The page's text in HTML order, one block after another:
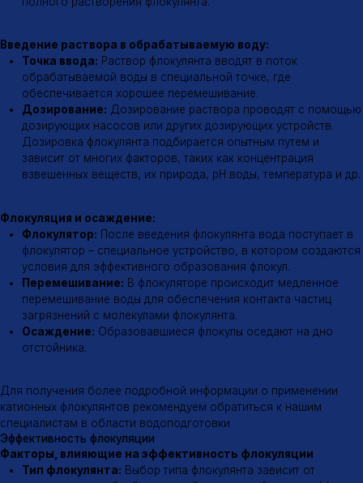
Тип флокулянта: Выбор типа флокулянта зависит от
Дозировка:Неправильная дозировка флокулянта может
привести к снижению эффективности очистки.
pH воды:Оптимальный диапазон pH для флокуляции зависит
от типа флокулянта.
Температура воды:Температура воды также влияет на
скорость флокуляции.
Время контакта:Для эффективной флокуляции необходимо
обеспечить достаточное время контакта флокулянта с
частицами загрязнений.
Механизм действия
Механизм действия катионных флокулянтов
Нейтрализация заряда:
Катионные флокулянты
Мостообразование:Молекулы флокулянта образуют
мостики между частицами, связывая их воедино.
Флокулообразование:
В результате образуются крупные
хлопья (флокулы), которые легко оседают на дно.
Область применения
Области применения катионных флокулянтов
Очистка питьевой воды
Очистка сточных вод
Очистка промышленных стоков
Обезвоживание осадков
Производство бумаги
Почта
Телефон Социальные сети
tradeaflock@gmail.com
г. Казань, ул.
Майкопская 2, корп. 1